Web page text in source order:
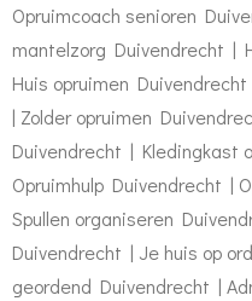
Opruimcoach senioren
mantelzorg Duivendrecht |
Huis opruimen
| Zolder opruimen
Duivendrecht | Kledingkast
Opruimhulp Duivendrecht |
Spullen organiseren
Duivendrecht | Je huis op
geordend Duivendrecht |